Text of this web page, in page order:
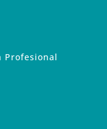
Profesional